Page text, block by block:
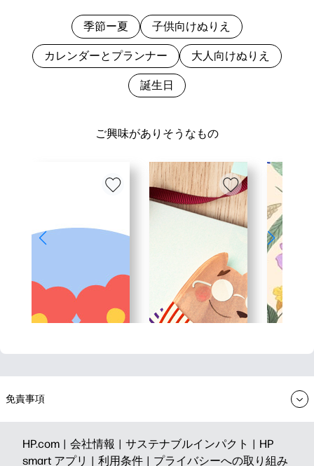
ご興味がありそうなもの
季節ー夏 子供向けぬりえ
カレンダーとプランナー 大人向けぬりえ
誕生日
免責事項
HP.com | 会社情報 | サステナブルインパクト | HP
smart アプリ | 利用条件 | プライバシーへの取り組み